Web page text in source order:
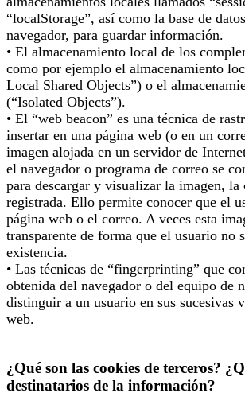
“localStorage”, así como la base de
navegador, para guardar información.
• El almacenamiento local de los
como por ejemplo el almacenamiento
Local Shared Objects”) o el
(“Isolated Objects”).
• El “web beacon” es una técnica de
insertar en una página web (o en un
imagen alojada en un servidor de
el navegador o programa de correo se
para descargar y visualizar la imagen, la
registrada. Ello permite conocer que el
página web o el correo. A veces esta
transparente de forma que el usuario no
existencia.
• Las técnicas de “fingerprinting” que
obtenida del navegador o del equipo de
distinguir a un usuario en sus sucesivas
web.
¿Qué son las cookies de terceros?
destinatarios de la información?